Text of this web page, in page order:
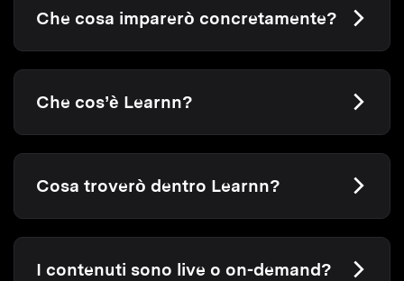
Che cosa imparerò concretamente?
Che cos’è Learnn?
Cosa troverò dentro Learnn?
I contenuti sono live o on-demand?